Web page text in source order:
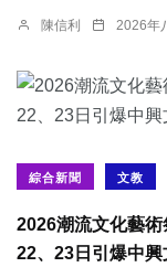
陳信利 2026年
綜合新聞 文教
2026潮流文化藝術
22、23日引爆中興